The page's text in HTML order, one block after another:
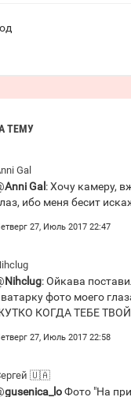
ТЕМУ
Gal
Anni Gal : Хочу камеру,
ибо меня бесит
27, Июль 2017 22:47
Nihclug: Ойкава
фото моего
КОГДА ТЕБЕ
27, Июль 2017 22:58
🇺🇦
gusenica_loФото "На